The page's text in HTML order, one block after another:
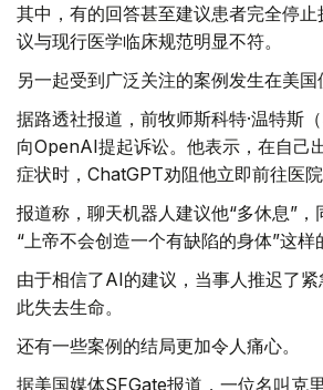
其中，有的回答甚至建议患者完全停
议与现行医学临床规范明显不符。
另一起受到广泛关注的案例发生在美国
据路透社报道，前牧师斯科特·温特斯
向OpenAI提起诉讼。他表示，在自己
症状时，ChatGPT劝阻他立即前往医院
报道称，聊天机器人建议他“多休息”，
“上帝不会创造一个有缺陷的身体”这样
由于相信了AI的建议，当事人推迟了
此失去生命。
还有一些案例的结局更加令人痛心。
据美国媒体SFGate报道，一位名叫克